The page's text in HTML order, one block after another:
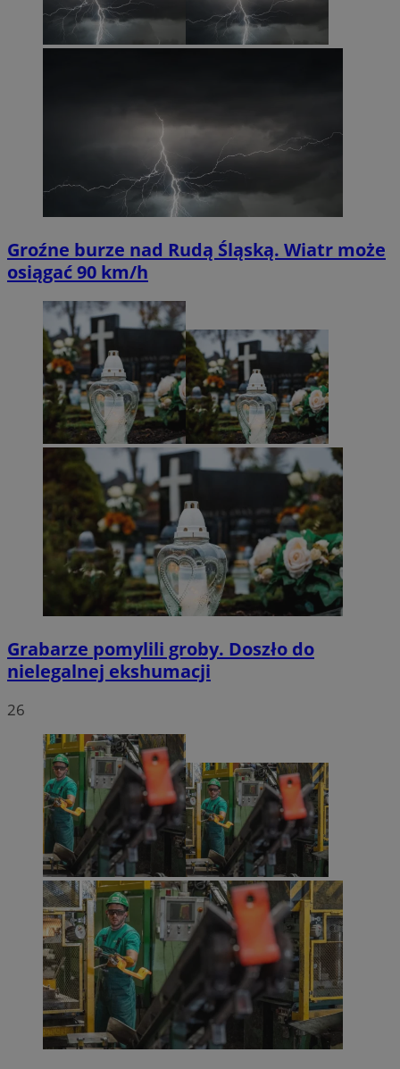
Groźne burze nad Rudą Śląską. Wiatr może
osiągać 90 km/h
Grabarze pomylili groby. Doszło do
nielegalnej ekshumacji
26